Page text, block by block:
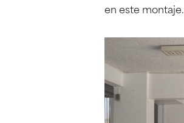
en este montaje.